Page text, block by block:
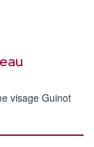
visage Guinot